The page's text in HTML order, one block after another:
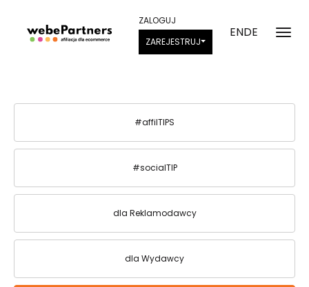
ENDE
ZALOGUJ
ZAREJESTRUJ
#affilTIPS
#socialTIP
dla Reklamodawcy
dla Wydawcy